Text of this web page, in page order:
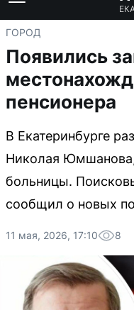
ГОРОД
Появились
пенсионера
В Екатеринбурге
Николая
больницы.
сообщил о новых
11 мая, 2026, 17:10 8